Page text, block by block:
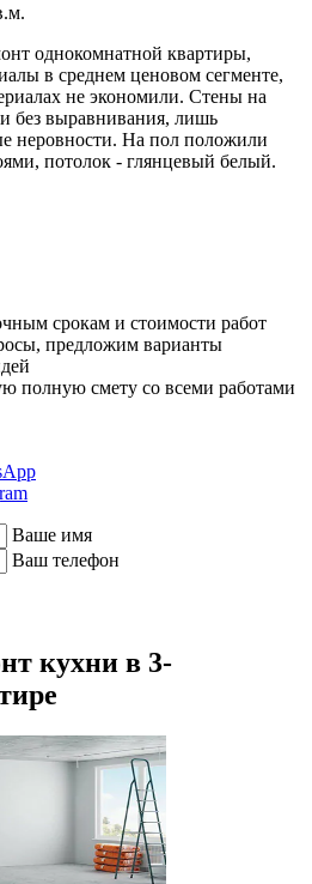
однокомнатной квартиры,
в среднем ценовом сегменте,
не экономили. Стены на
без выравнивания, лишь
неровности. На пол положили
потолок - глянцевый белый.
срокам и стоимости работ
предложим варианты
полную смету со всеми работами
Ваше имя
Ваш телефон
кухни в 3-